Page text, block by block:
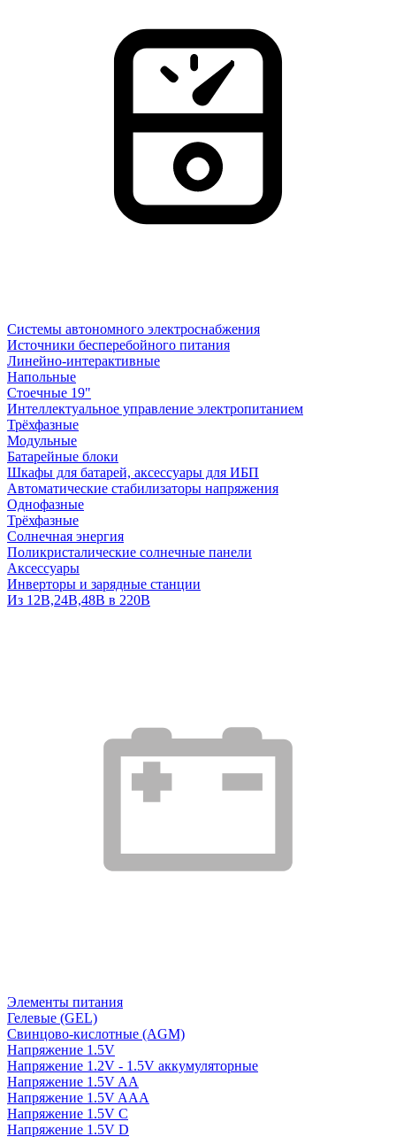
Системы автономного электроснабжения
Источники бесперебойного питания
Линейно-интерактивные
Напольные
Стоечные 19"
Интеллектуальное управление электропитанием
Трёхфазные
Модульные
Батарейные блоки
Шкафы для батарей, аксессуары для ИБП
Автоматические стабилизаторы напряжения
Однофазные
Трёхфазные
Солнечная энергия
Поликристалические солнечные панели
Аксессуары
Инверторы и зарядные станции
Из 12В,24В,48В в 220В
Элементы питания
Гелевые (GEL)
Свинцово-кислотные (AGM)
Напряжение 1.5V
Напряжение 1.2V - 1.5V аккумуляторные
Напряжение 1.5V AA
Напряжение 1.5V AAA
Напряжение 1.5V C
Напряжение 1.5V D